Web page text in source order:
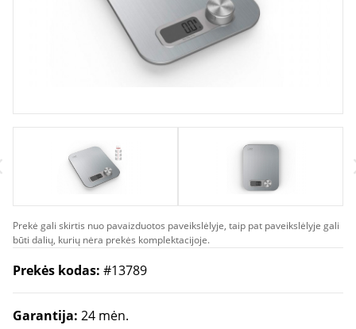
Prekė gali skirtis nuo pavaizduotos paveikslėlyje, taip pat paveikslėlyje gali
būti dalių, kurių nėra prekės komplektacijoje.
Prekės kodas: #13789
Garantija: 24 mėn.